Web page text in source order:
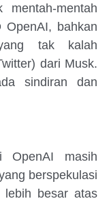
mentah
OpenAI, bahkan
tak kalah
dari Musk.
sindiran dan
OpenAI masih
berspekulasi
lebih besar atas